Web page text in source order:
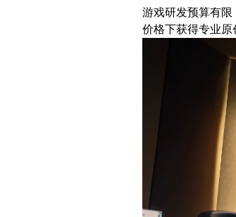
游戏研发预算有
价格下获得专业原